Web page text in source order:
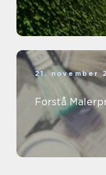
21. november
Forstå